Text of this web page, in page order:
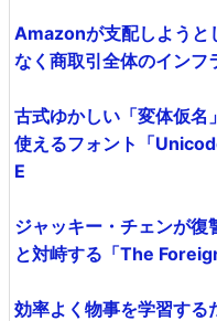
Amazonが支配しようと
なく商取引全体のインフ
古式ゆかしい「変体仮名
使えるフォント「
E
ジャッキー・チェンが復
と対峙する「The
効率よく物事を学習する